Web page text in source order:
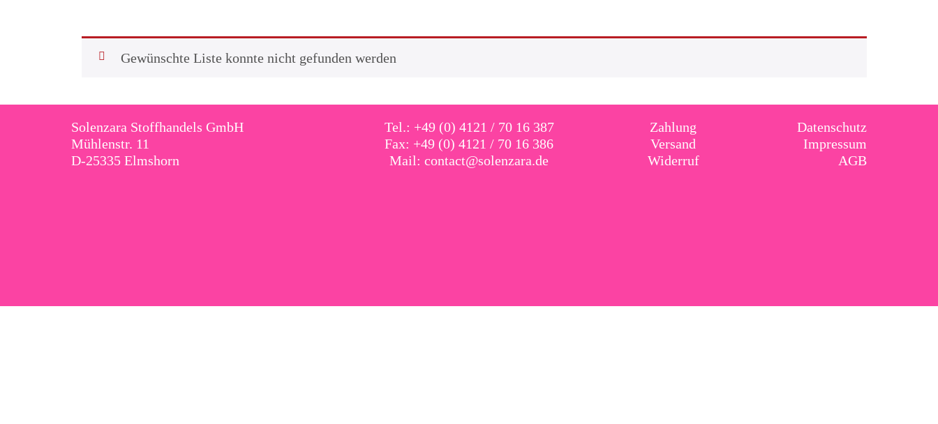
Gewünschte Liste konnte nicht gefunden werden
Solenzara Stoffhandels GmbH
Mühlenstr. 11
D-25335 Elmshorn
Tel.: +49 (0) 4121 / 70 16 387
Fax: +49 (0) 4121 / 70 16 386
Mail: contact@solenzara.de
Zahlung
Versand
Widerruf
Datenschutz
Impressum
AGB